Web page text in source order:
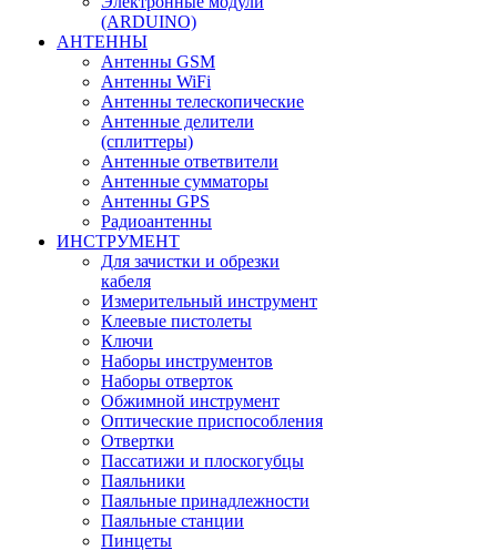
(ARDUINO)
АНТЕННЫ
Антенны GSM
Антенны WiFi
Антенны телескопические
Антенные делители
(сплиттеры)
Антенные ответвители
Антенные сумматоры
Антенны GPS
Радиоантенны
ИНСТРУМЕНТ
Для зачистки и обрезки
кабеля
Измерительный инструмент
Клеевые пистолеты
Ключи
Наборы инструментов
Наборы отверток
Обжимной инструмент
Оптические приспособления
Отвертки
Пассатижи и плоскогубцы
Паяльники
Паяльные принадлежности
Паяльные станции
Пинцеты